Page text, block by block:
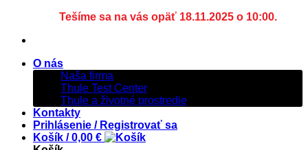
Tešíme sa na vás opäť 18.11.2025 o 10:00.
O nás
Naša firma
Thule Test Center
Thule a životné prostredie
Kontakty
Prihlásenie / Registrovať sa
Košík /0,00 €